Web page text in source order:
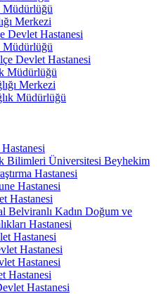
Müdürlüğü
Merkezi
Devlet Hastanesi
Müdürlüğü
Devlet Hastanesi
Müdürlüğü
Merkezi
Müdürlüğü
Bilimleri Üniversitesi Beyhekim
Hastanesi
Hastanesi
Hastanesi
Belviranlı Kadın Doğum ve
Hastanesi
Hastanesi
Hastanesi
Hastanesi
Hastanesi
Hastanesi